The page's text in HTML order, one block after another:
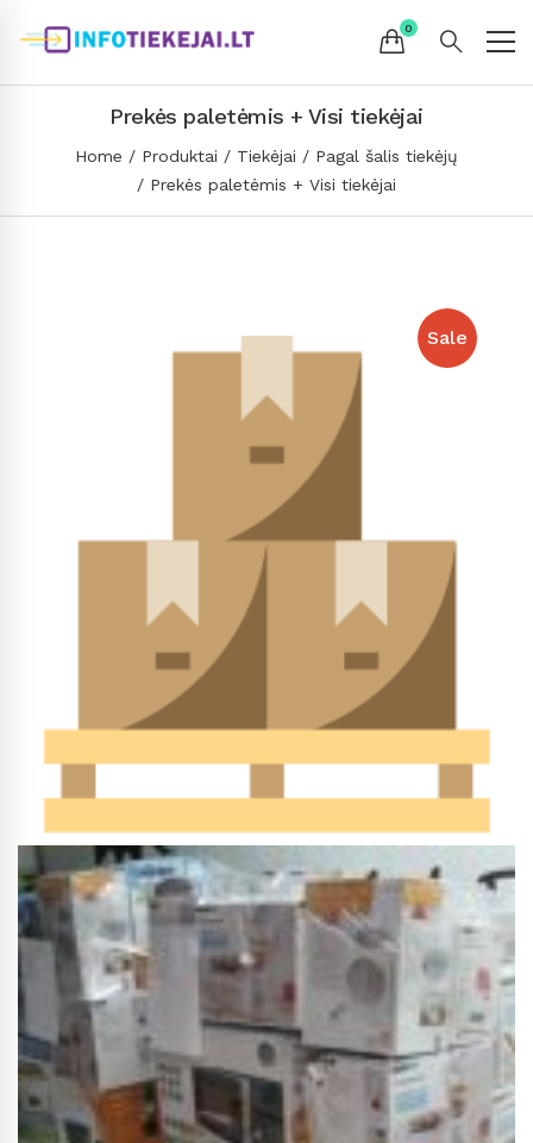
Prekės paletėmis + Visi tiekėjai
Home Produktai Tiekėjai
Pagal šalis tiekėjų
Prekės paletėmis + Visi tiekėjai
Sale